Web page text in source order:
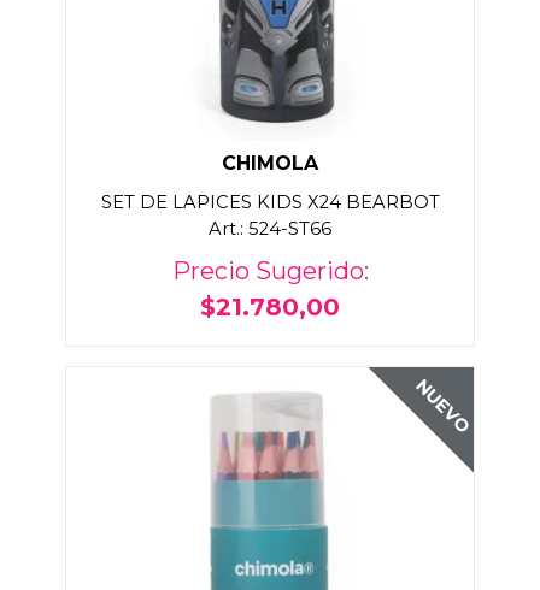
CHIMOLA
SET DE LAPICES KIDS X24 BEARBOT
Art.: 524-ST66
Precio Sugerido:
$21.780,00
NUEVO